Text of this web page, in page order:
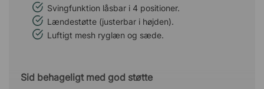
Svingfunktion låsbar i 4 positioner.
Lændestøtte (justerbar i højden).
Luftigt mesh ryglæn og sæde.
Sid behageligt med god støtte